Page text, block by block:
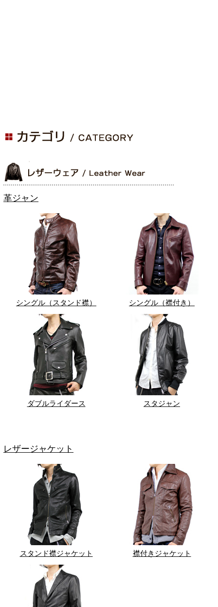
革ジャン
シングル（スタンド襟） シングル（襟付き）
ダブルライダース スタジャン
レザージャケット
スタンド襟ジャケット 襟付きジャケット